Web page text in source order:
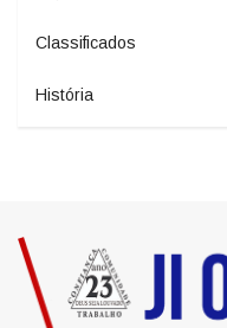
Politica
Esportes